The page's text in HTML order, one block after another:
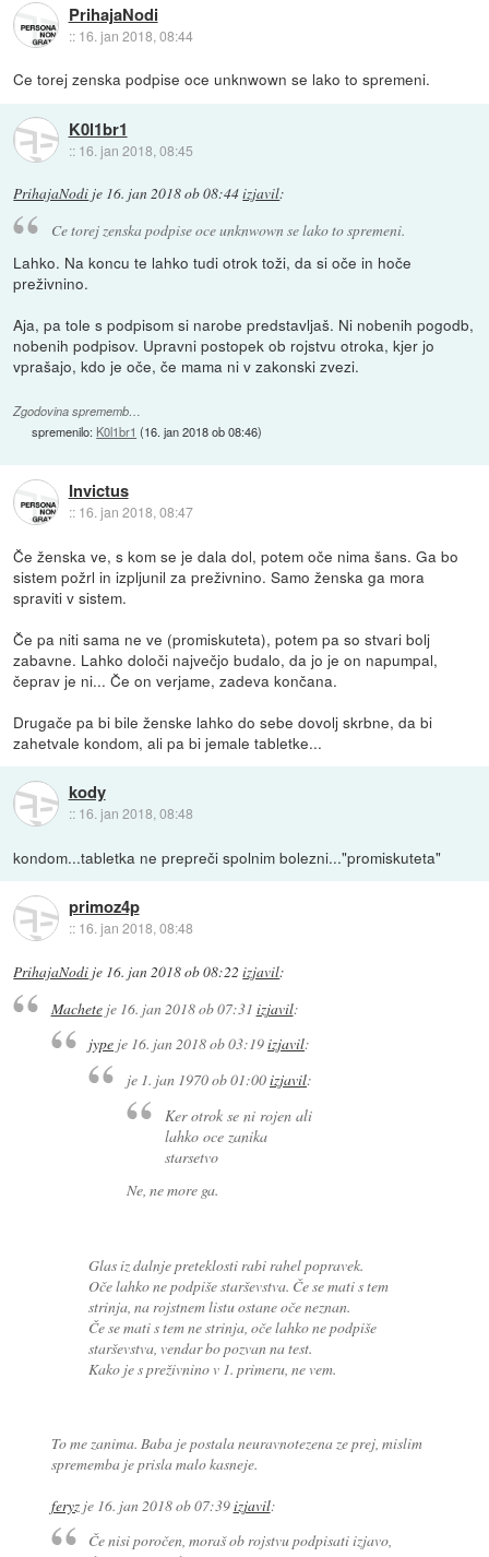
PrihajaNodi
:: 16. jan 2018, 08:44
Ce torej zenska podpise oce unknwown se lako to spremeni.
K0l1br1
:: 16. jan 2018, 08:45
PrihajaNodi je 16. jan 2018 ob 08:44izjavil:
Ce torej zenska podpise oce unknwown se lako to spremeni.
Lahko. Na koncu te lahko tudi otrok toži, da si oče in hoče
preživnino.
Aja, pa tole s podpisom si narobe predstavljaš. Ni nobenih pogodb,
nobenih podpisov. Upravni postopek ob rojstvu otroka, kjer jo
vprašajo, kdo je oče, če mama ni v zakonski zvezi.
Zgodovina sprememb…
spremenilo: K0l1br1 (16. jan 2018 ob 08:46)
Invictus
:: 16. jan 2018, 08:47
Če ženska ve, s kom se je dala dol, potem oče nima šans. Ga bo
sistem požrl in izpljunil za preživnino. Samo ženska ga mora
spraviti v sistem.
Če pa niti sama ne ve (promiskuteta), potem pa so stvari bolj
zabavne. Lahko določi največjo budalo, da jo je on napumpal,
čeprav je ni... Če on verjame, zadeva končana.
Drugače pa bi bile ženske lahko do sebe dovolj skrbne, da bi
zahetvale kondom, ali pa bi jemale tabletke...
kody
:: 16. jan 2018, 08:48
kondom...tabletka ne prepreči spolnim bolezni..."promiskuteta"
primoz4p
:: 16. jan 2018, 08:48
PrihajaNodi je 16. jan 2018 ob 08:22 izjavil:
Macheteje 16. jan 2018 ob 07:31 izjavil:
jype je 16. jan 2018 ob 03:19izjavil:
je 1. jan 1970 ob 01:00izjavil:
Ker otrok se ni rojen ali
lahko oce zanika
starsetvo
Ne, ne more ga.
Glas iz dalnje preteklosti rabi rahel popravek.
Oče lahko ne podpiše starševstva. Če se mati s tem
strinja, na rojstnem listu ostane oče neznan.
Če se mati s tem ne strinja, oče lahko ne podpiše
starševstva, vendar bo pozvan na test.
Kako je s preživnino v 1. primeru, ne vem.
To me zanima. Baba je postala neuravnotezena ze prej, mislim
sprememba je prisla malo kasneje.
feryzje 16. jan 2018 ob 07:39izjavil:
Če nisi poročen, moraš ob rojstvu podpisati izjavo,